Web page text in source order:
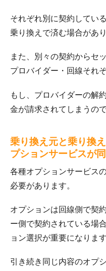
それぞれ別に契約してい
乗り換えで済む場合があり
また、別々の契約からセ
プロバイダー・回線それ
もし、プロバイダーの解
金が請求されてしまうの
乗り換え元と乗り換
プションサービスが
各種オプションサービス
必要があります。
オプションは回線側で契
ー側で契約されている場
ョン選択が重要になります
引き続き同じ内容のオプ